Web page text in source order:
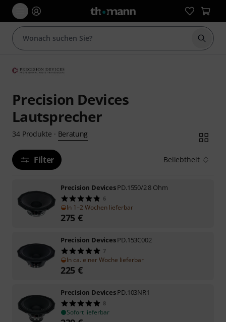
Suche
Precision Devices
Lautsprecher
34 Produkte · Beratung
Filter Beliebtheit
Precision DevicesPD.1550/2 8 Ohm
6
In 1–2 Wochen lieferbar
275 €
Precision DevicesPD.153C002
7
In ca. einer Woche lieferbar
225 €
Precision DevicesPD.103NR1
8
Sofort lieferbar